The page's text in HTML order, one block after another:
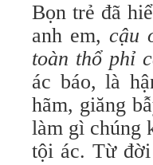
Bọn trẻ đã
anh em, cậu
toàn thổ phỉ
ác báo, là
hãm, giăng
làm gì chúng
tội ác. Từ